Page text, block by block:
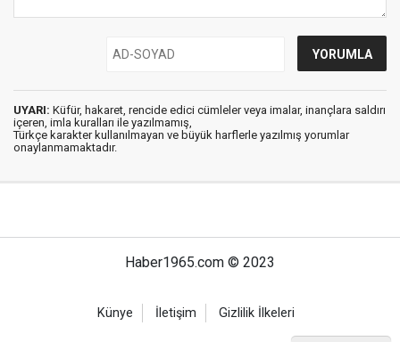
UYARI: Küfür, hakaret, rencide edici cümleler veya imalar, inançlara saldırı
içeren, imla kuralları ile yazılmamış,
Türkçe karakter kullanılmayan ve büyük harflerle yazılmış yorumlar
onaylanmamaktadır.
Haber1965.com © 2023
Künye İletişim Gizlilik İlkeleri